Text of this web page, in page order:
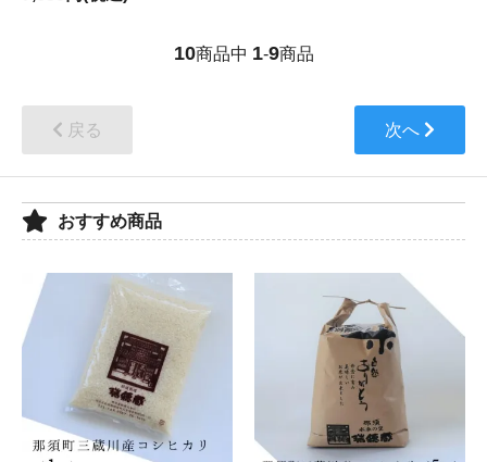
10商品中 1-9商品
戻る 次へ
おすすめ商品